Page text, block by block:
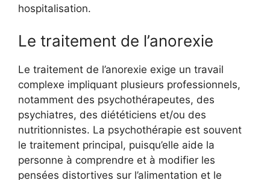
hospitalisation.
Le traitement de l’anorexie
Le traitement de l’anorexie exige un travail
complexe impliquant plusieurs professionnels,
notamment des psychothérapeutes, des
psychiatres, des diététiciens et/ou des
nutritionnistes. La psychothérapie est souvent
le traitement principal, puisqu’elle aide la
personne à comprendre et à modifier les
pensées distortives sur l’alimentation et le